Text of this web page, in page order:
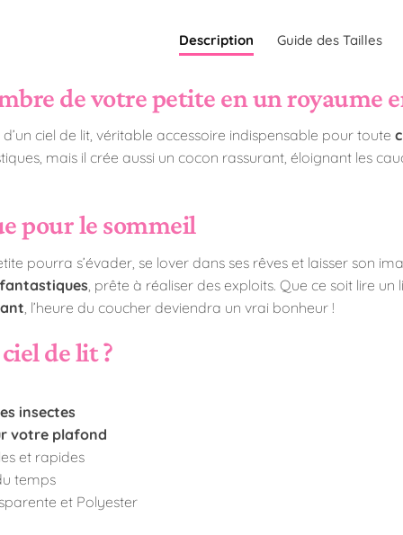
Description Guide des Tailles
de votre petite en un royaume
ciel de lit, véritable accessoire indispensable pour toute
mais il crée aussi un cocon rassurant, éloignant les
pour le sommeil
pourra s’évader, se lover dans ses rêves et laisser son
, prête à réaliser des exploits. Que ce soit lire
, l’heure du coucher deviendra un vrai bonheur !
de lit ?
insectes
votre plafond
et rapides
temps
et Polyester